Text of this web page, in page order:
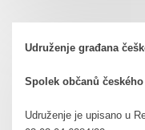
Udruženje građana
Spolek občanů
Udruženje je upisano u